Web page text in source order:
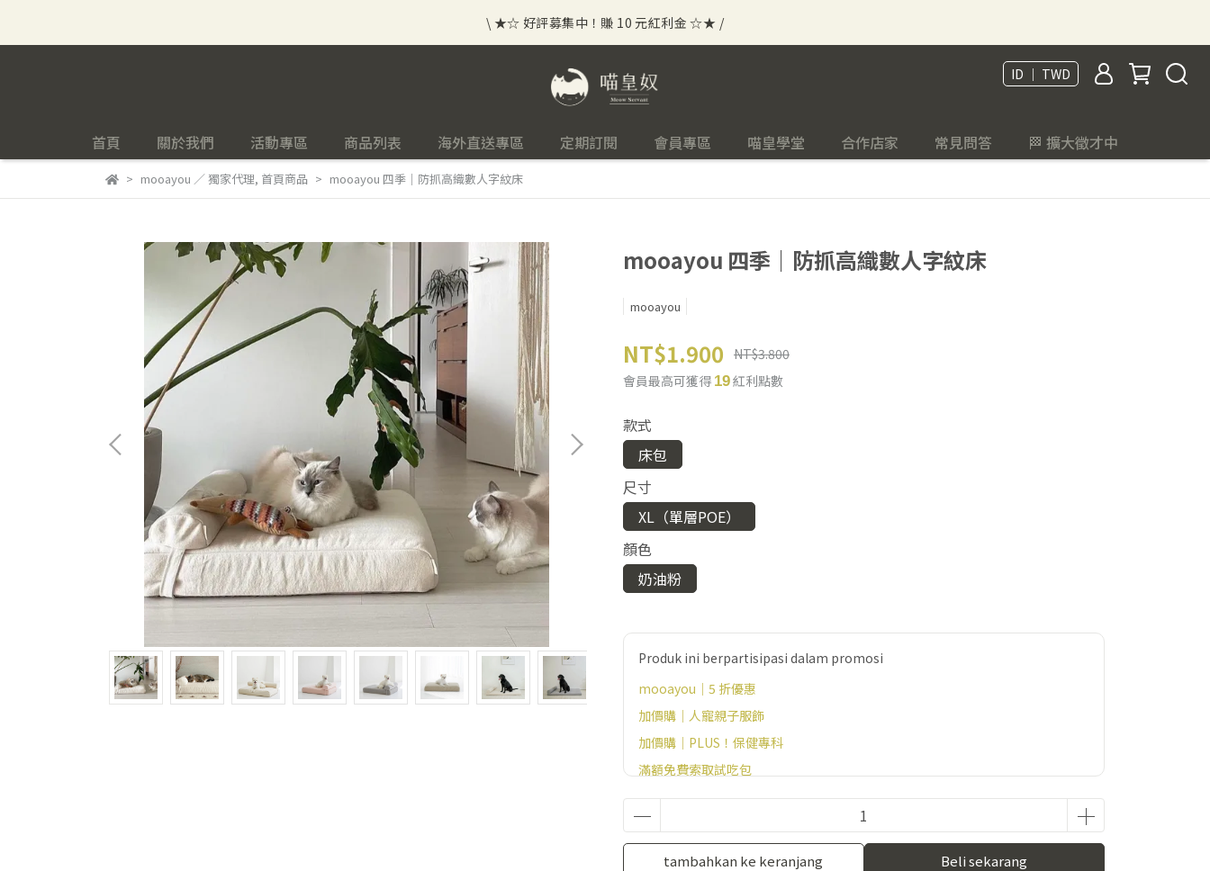
\ ★☆ 好評募集中！賺 10 元紅利金 ☆★ /
⟡⣠𝘄𝗲𝗹𝗰𝗼𝗺𝗲 ⁘ 新會員贈 50 元紅利金 ID ｜ TWD
首頁 關於我們 活動專區 商品列表 海外直送專區 定期訂閱 會員專區 喵皇學堂 合作店家 常見問答 🏁 擴大徵才中
mooayou ／ 獨家代理, 首頁商品 mooayou 四季｜防抓高織數人字紋床
mooayou 四季｜防抓高織數人字紋床
mooayou
NT$1.900 NT$3.800
會員最高可獲得 19紅利點數
款式
床包
尺寸
XL（單層POE）
顏色
奶油粉
Produk ini berpartisipasi dalam promosi
mooayou｜5 折優惠
加價購｜人寵親子服飾
加價購｜PLUS！保健專科
滿額免費索取試吃包
好康加價購
tambahkan ke keranjang Beli sekarang